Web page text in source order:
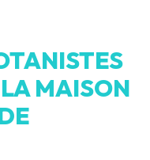
MAISON